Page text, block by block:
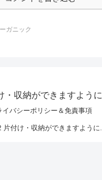
ガニック
・収納ができますように
イバシーポリシー＆免責事項
付け・収納ができますように.